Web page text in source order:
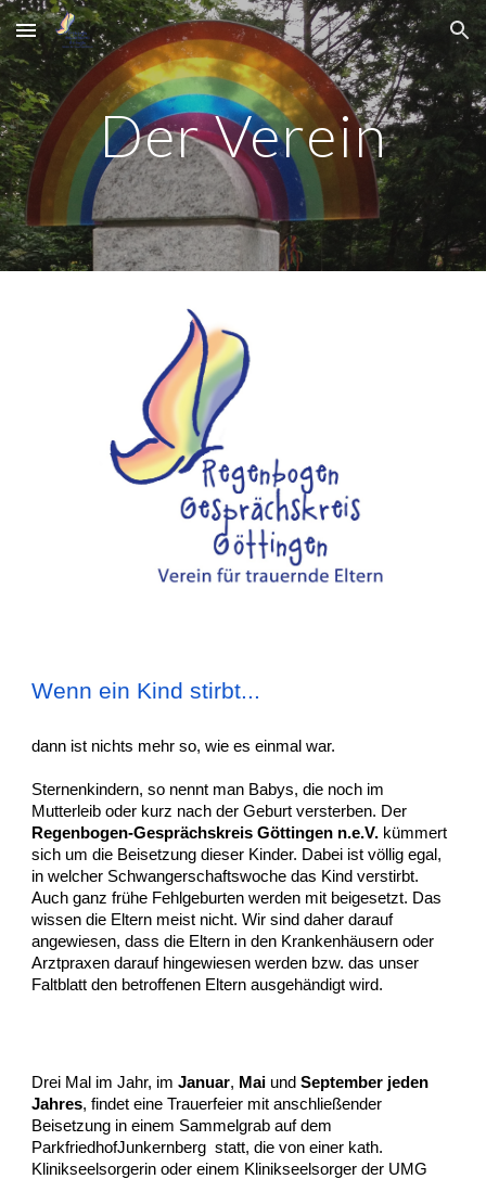
Skip to main content Skip to navigation
Der Verein
Wenn ein Kind stirbt...
dann ist nichts mehr so, wie es einmal war.
Sternenkindern, so nennt man Babys, die noch im
Mutterleib oder kurz nach der Geburt versterben. Der
Regenbogen-Gesprächskreis Göttingen n.e.V. kümmert
sich um die Beisetzung dieser Kinder. Dabei ist völlig egal,
in welcher Schwangerschaftswoche das Kind verstirbt.
Auch ganz frühe Fehlgeburten werden mit beigesetzt. Das
wissen die Eltern meist nicht. Wir sind daher darauf
angewiesen, dass die Eltern in den Krankenhäusern oder
Arztpraxen darauf hingewiesen werden bzw. das unser
Faltblatt den betroffenen Eltern ausgehändigt wird.
Drei Mal im Jahr, imJanuar, Mai undSeptember jeden
Jahres, findet eine Trauerfeier mit anschließender
Beisetzung in einem Sammelgrab auf dem
ParkfriedhofJunkernberg statt, die von einer kath.
Klinikseelsorgerin oder einem Klinikseelsorger der UMG